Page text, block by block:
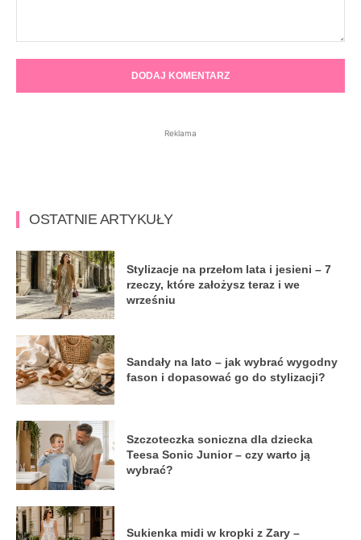
Reklama
OSTATNIE ARTYKUŁY
Stylizacje na przełom lata i jesieni – 7
rzeczy, które założysz teraz i we
wrześniu
Sandały na lato – jak wybrać wygodny
fason i dopasować go do stylizacji?
Szczoteczka soniczna dla dziecka
Teesa Sonic Junior – czy warto ją
wybrać?
Sukienka midi w kropki z Zary –